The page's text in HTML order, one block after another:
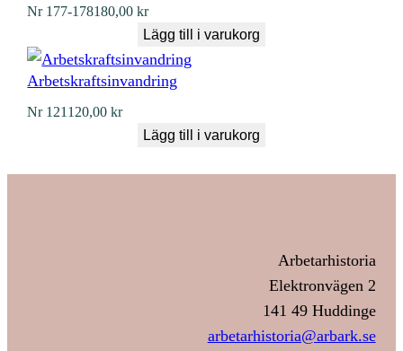
Nr 177-178180,00kr
Lägg till i varukorg
Arbetskraftsinvandring
Nr 121 120,00kr
Lägg till i varukorg
Arbetarhistoria
Elektronvägen 2
141 49 Huddinge
arbetarhistoria@arbark.se